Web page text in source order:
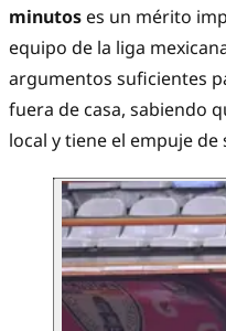
minutos es un mérito
equipo de la liga
argumentos suficientes
fuera de casa, sabiendo
local y tiene el empuje de